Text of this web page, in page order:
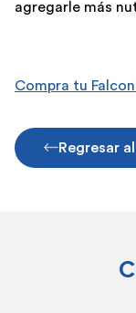
agregarle más
Compra tu
Regresar